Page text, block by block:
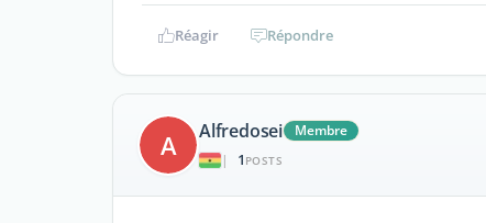
Réagir Répondre
A Alfredosei
Membre
|
1 POSTS